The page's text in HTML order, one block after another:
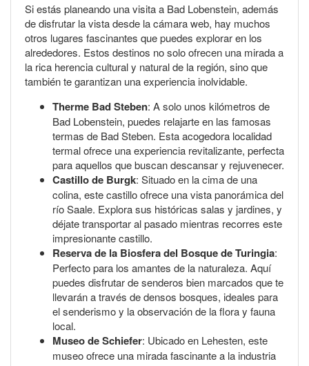
Si estás planeando una visita a Bad Lobenstein, además
de disfrutar la vista desde la cámara web, hay muchos
otros lugares fascinantes que puedes explorar en los
alrededores. Estos destinos no solo ofrecen una mirada a
la rica herencia cultural y natural de la región, sino que
también te garantizan una experiencia inolvidable.
Therme Bad Steben: A solo unos kilómetros de
Bad Lobenstein, puedes relajarte en las famosas
termas de Bad Steben. Esta acogedora localidad
termal ofrece una experiencia revitalizante, perfecta
para aquellos que buscan descansar y rejuvenecer.
Castillo de Burgk: Situado en la cima de una
colina, este castillo ofrece una vista panorámica del
río Saale. Explora sus históricas salas y jardines, y
déjate transportar al pasado mientras recorres este
impresionante castillo.
Reserva de la Biosfera del Bosque de Turingia:
Perfecto para los amantes de la naturaleza. Aquí
puedes disfrutar de senderos bien marcados que te
llevarán a través de densos bosques, ideales para
el senderismo y la observación de la flora y fauna
local.
Museo de Schiefer: Ubicado en Lehesten, este
museo ofrece una mirada fascinante a la industria